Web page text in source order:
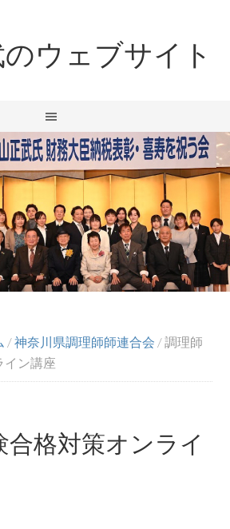
ウェブサイト
/神奈川県調理師師連合会 /調理師
イン講座
合格対策オンライ